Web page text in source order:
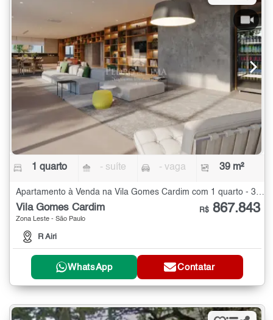
1 quarto - suíte - vaga 39 m²
Apartamento à Venda na Vila Gomes Cardim com 1 quarto - 39 m²
Vila Gomes Cardim
Zona Leste - São Paulo
R Airi
R$ 867.843
WhatsApp Contatar